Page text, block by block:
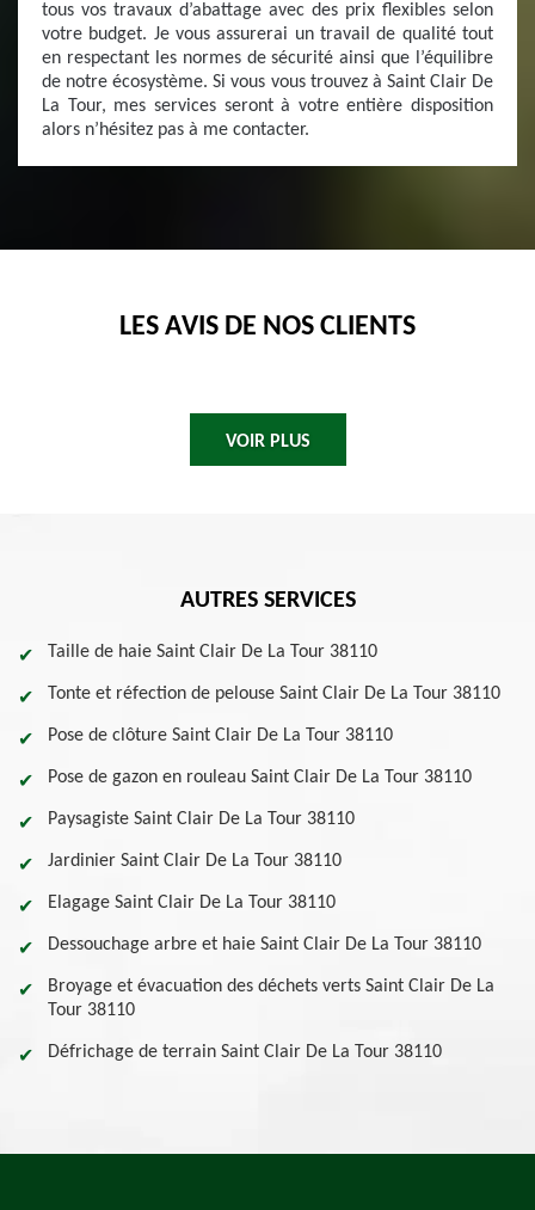
tous vos travaux d’abattage avec des prix flexibles selon
votre budget. Je vous assurerai un travail de qualité tout
en respectant les normes de sécurité ainsi que l’équilibre
de notre écosystème. Si vous vous trouvez à Saint Clair De
La Tour, mes services seront à votre entière disposition
alors n’hésitez pas à me contacter.
LES AVIS DE NOS CLIENTS
VOIR PLUS
AUTRES SERVICES
Taille de haie Saint Clair De La Tour 38110
Tonte et réfection de pelouse Saint Clair De La Tour 38110
Pose de clôture Saint Clair De La Tour 38110
Pose de gazon en rouleau Saint Clair De La Tour 38110
Paysagiste Saint Clair De La Tour 38110
Jardinier Saint Clair De La Tour 38110
Elagage Saint Clair De La Tour 38110
Dessouchage arbre et haie Saint Clair De La Tour 38110
Broyage et évacuation des déchets verts Saint Clair De La
Tour 38110
Défrichage de terrain Saint Clair De La Tour 38110